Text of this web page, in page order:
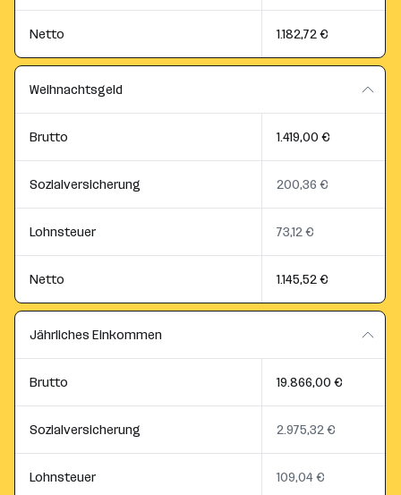
Netto 1.182,72 €
Weihnachtsgeld
Brutto 1.419,00 €
Sozialversicherung 200,36 €
Lohnsteuer 73,12 €
Netto 1.145,52 €
Jährliches Einkommen
Brutto 19.866,00 €
Sozialversicherung 2.975,32 €
Lohnsteuer 109,04 €